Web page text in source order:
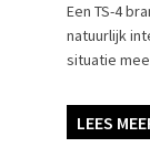
Een TS-4
natuurlijk
situatie
LEES